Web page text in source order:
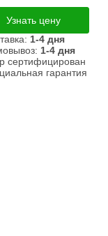
Узнать цену
1-4 дня
1-4 дня
сертифицирован
гарантия